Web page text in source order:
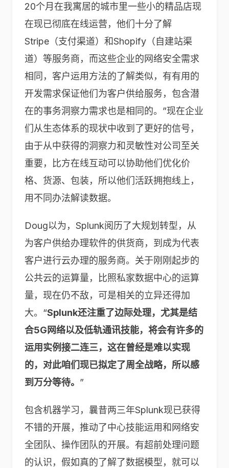
20个月在我寓居的城市里一些小的精品店现
在现已彻底在线运营，他们十分了解
Stripe（支付渠道）和Shopify（自建站渠
道）等服务商，而这些企业的网络安全需求
相同，客户运用方法的了解类似，有有用的
开发需求保证他们为客户供给服务，包含潜
在的事务洞察力需求也是相同的。”现在企业
们从生态体系的现状中收到了更好的信号，
由于从中获得的洞察力和灵敏性对公司至关
重要，比方在线互动可以协助他们优化价
格、货源、包装，所以他们活跃拥抱线上，
用不同办法解读数据。
Doug以为，Splunk阅历了大规划转型，从
为客户供给办理软件的供货商，到成为代表
客户进行云办理的服务商。关于刚刚起步的
公共云的运算量，比照私家数据中心的运算
量，现在仍不敌，可是相关的立异还得加
大。“Splunk还注重了边际处理，尤其是结
合5G网络以及低轨通讯技能，将会有许多的
运用实例接二连三，这在曾经是难以实现
的，对此咱们现已拟定了周全战略，所以感
到万分等待。 ”
包含机器学习，曩昔两三年Splunk现已获得
不错的开展，推动了中心技能运用和网络安
全团队、操作团队的开展。有超前处理问题
的认识，假如真的了解了数据模型，就可以